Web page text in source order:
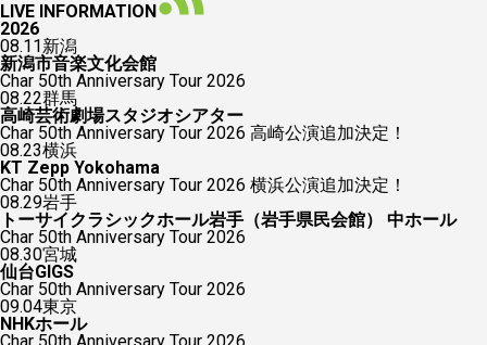
LIVE INFORMATION
2026
08.11新潟
新潟市音楽文化会館
Char 50th Anniversary Tour 2026
08.22群馬
高崎芸術劇場スタジオシアター
Char 50th Anniversary Tour 2026 高崎公演追加決定！
08.23横浜
KT Zepp Yokohama
Char 50th Anniversary Tour 2026 横浜公演追加決定！
08.29岩手
トーサイクラシックホール岩手（岩手県民会館） 中ホール
Char 50th Anniversary Tour 2026
08.30宮城
仙台GIGS
Char 50th Anniversary Tour 2026
09.04東京
NHKホール